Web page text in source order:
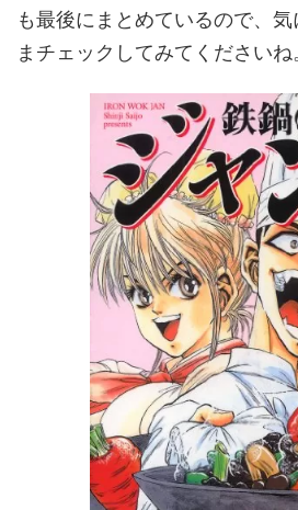
も最後にまとめているので、
まチェックしてみてくださいね